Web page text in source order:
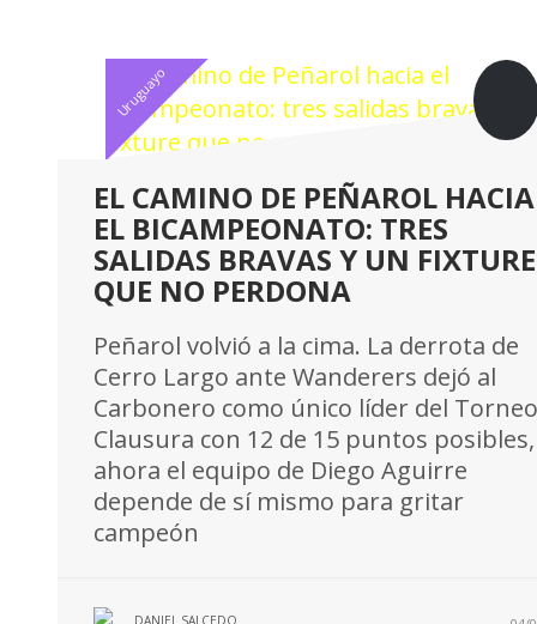
Uruguayo
EL CAMINO DE PEÑAROL HACIA
EL BICAMPEONATO: TRES
SALIDAS BRAVAS Y UN FIXTURE
QUE NO PERDONA
Peñarol volvió a la cima. La derrota de
Cerro Largo ante Wanderers dejó al
Carbonero como único líder del Torneo
Clausura con 12 de 15 puntos
ahora el equipo de Diego Aguirre
depende de sí mismo para gritar
campeón
DANIEL SALCEDO